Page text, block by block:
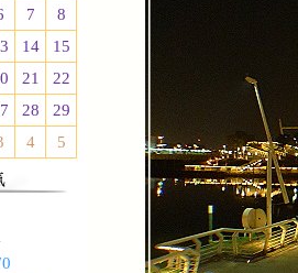
7
8
14
15
21
22
28
29
4 5